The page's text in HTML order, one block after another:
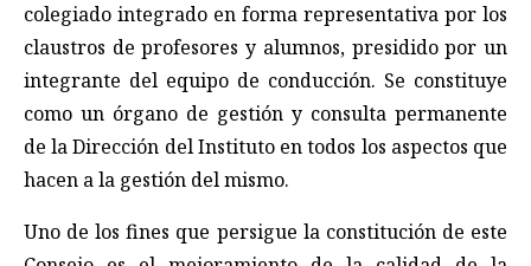
colegiado integrado en forma representativa por los
claustros de profesores y alumnos, presidido por un
integrante del equipo de conducción. Se constituye
como un órgano de gestión y consulta permanente
de la Dirección del Instituto en todos los aspectos que
hacen a la gestión del mismo.
Uno de los fines que persigue la constitución de este